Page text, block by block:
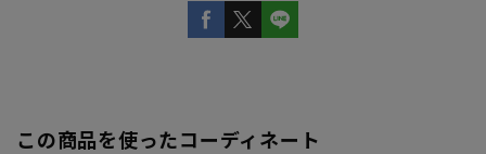
この商品を使ったコーディネート